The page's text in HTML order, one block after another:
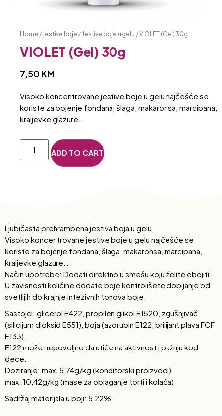
Home / Jestive boje / Jestive boje u gelu / VIOLET (Gel) 30g
VIOLET (Gel) 30g
7,50 KM
Visoko koncentrovane jestive boje u gelu najčešće se
koriste za bojenje fondana, šlaga, makaronsa, marcipana,
kraljevke glazure…
ADD TO CART
Ljubičasta prehrambena jestiva boja u gelu.
Visoko koncentrovane jestive boje u gelu najčešće se
koriste za bojenje fondana, šlaga, makaronsa, marcipana,
kraljevke glazure…
Način upotrebe: Dodati direktno u smešu koju želite obojiti.
U zavisnosti količine dodate boje kontrolišete dobijanje od
svetlijih do krajnje intezivnih tonova boje.
Sastojci: glicerol E422, propilen glikol E1520, zgušnjivač
(silicijum dioksid E551), boja (azorubin E122, brilijant plava FCF
E133).
E122 može nepovoljno da utiče na aktivnost i pažnju kod
dece.
Doziranje: max. 5,74g/kg (konditorski proizvodi)
max. 10,42g/kg (mase za oblaganje torti i kolača)
Sadržaj materijala u boji: 5,22%.